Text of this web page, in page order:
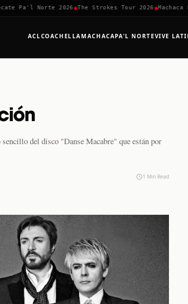
Pa'l Norte 2026✱The Strokes Tour 2026✱Machaca
ACLCOACHELLA MACHACAPA'L NORTEVIVE
del disco "Danse Macabre" que están por
1 Min Read